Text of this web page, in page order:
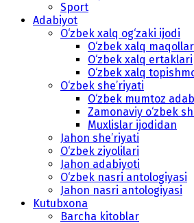
Sport
Adabiyot
O‘zbek xalq og‘zaki ijodi
O‘zbek xalq
O‘zbek xalq ertaklari
O‘zbek xalq
O‘zbek she’riyati
O‘zbek mumtoz
Zamonaviy o‘zbek
Muxlislar ijodidan
Jahon she’riyati
O‘zbek ziyolilari
Jahon adabiyoti
O‘zbek nasri antologiyasi
Jahon nasri antologiyasi
Kutubxona
Barcha kitoblar